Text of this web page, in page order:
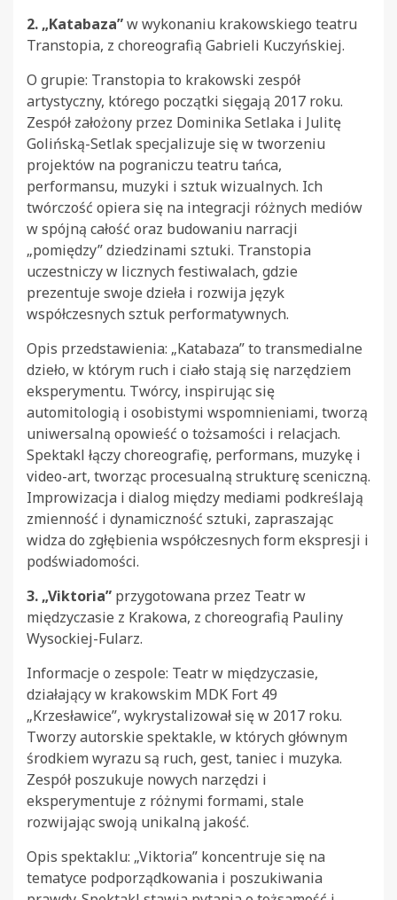
2. „Katabaza”w wykonaniu krakowskiego teatru
Transtopia, z choreografią Gabrieli Kuczyńskiej.
O grupie: Transtopia to krakowski zespół
artystyczny, którego początki sięgają 2017 roku.
Zespół założony przez Dominika Setlaka i Julitę
Golińską-Setlak specjalizuje się w tworzeniu
projektów na pograniczu teatru tańca,
performansu, muzyki i sztuk wizualnych. Ich
twórczość opiera się na integracji różnych mediów
w spójną całość oraz budowaniu narracji
„pomiędzy” dziedzinami sztuki. Transtopia
uczestniczy w licznych festiwalach, gdzie
prezentuje swoje dzieła i rozwija język
współczesnych sztuk performatywnych.
Opis przedstawienia: „Katabaza” to transmedialne
dzieło, w którym ruch i ciało stają się narzędziem
eksperymentu. Twórcy, inspirując się
automitologią i osobistymi wspomnieniami, tworzą
uniwersalną opowieść o tożsamości i relacjach.
Spektakl łączy choreografię, performans, muzykę i
video-art, tworząc procesualną strukturę sceniczną.
Improwizacja i dialog między mediami podkreślają
zmienność i dynamiczność sztuki, zapraszając
widza do zgłębienia współczesnych form ekspresji i
podświadomości.
3. „Viktoria” przygotowana przez Teatr w
międzyczasie z Krakowa, z choreografią Pauliny
Wysockiej-Fularz.
Informacje o zespole: Teatr w międzyczasie,
działający w krakowskim MDK Fort 49
„Krzesławice”, wykrystalizował się w 2017 roku.
Tworzy autorskie spektakle, w których głównym
środkiem wyrazu są ruch, gest, taniec i muzyka.
Zespół poszukuje nowych narzędzi i
eksperymentuje z różnymi formami, stale
rozwijając swoją unikalną jakość.
Opis spektaklu: „Viktoria” koncentruje się na
tematyce podporządkowania i poszukiwania